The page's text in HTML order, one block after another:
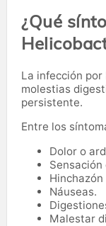
¿Qué
La infección
molestias
persistente.
Entre los
Dolor o
Náuseas.
Malestar